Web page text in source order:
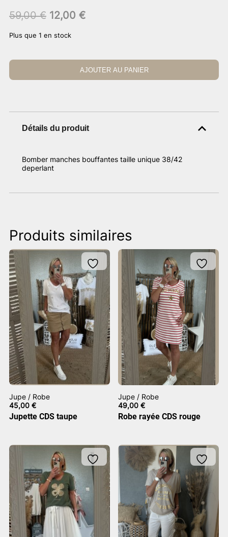
59,00€ Le
initial
59,00 €.
12,00 €Le
12,00 €.
Plus que 1 en stock
AJOUTER AU PANIER
Détails du produit
Bomber manches bouffantes taille unique 38/42
deperlant
Produits similaires
Jupe / Robe
45,00 €
Jupette CDS taupe
Jupe / Robe
49,00€
Robe rayée CDS rouge